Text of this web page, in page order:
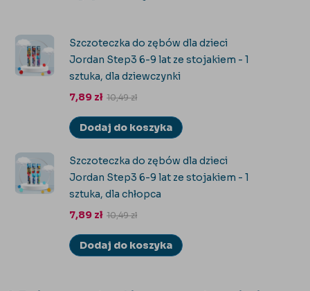
Szczoteczka do zębów dla dzieci
Jordan Step3 6-9 lat ze stojakiem - 1
sztuka, dla dziewczynki
7,89 zł 10,49zł
Dodaj do koszyka
Szczoteczka do zębów dla dzieci
Jordan Step3 6-9 lat ze stojakiem - 1
sztuka, dla chłopca
7,89 zł 10,49zł
Dodaj do koszyka